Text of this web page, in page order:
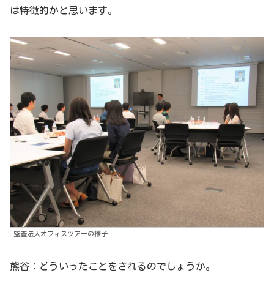
は特徴的かと思います。
監査法人オフィスツアーの様子
熊谷：どういったことをされるのでしょうか。